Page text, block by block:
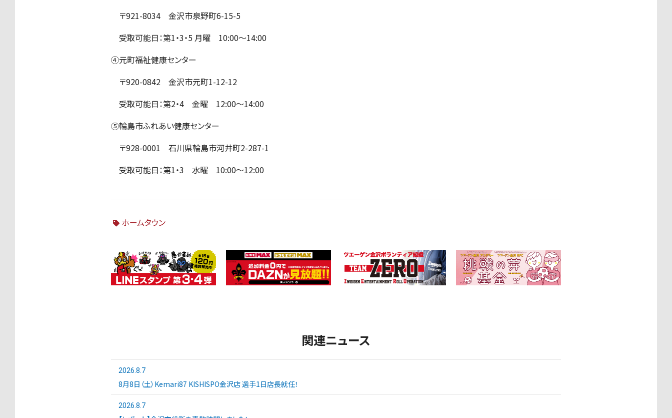
〒921-8034 金沢市泉野町6-15-5
受取可能日：第1・3・5 月曜 10:00～14:00
④元町福祉健康センター
〒920-0842 金沢市元町1-12-12
受取可能日：第2・4 金曜 12:00～14:00
⑤輪島市ふれあい健康センター
〒928-0001 石川県輪島市河井町2-287-1
受取可能日：第1・3 水曜 10:00～12:00
ホームタウン
関連ニュース
2026.8.7
8月8日（土）Kemari87 KISHISPO金沢店 選手1日店長就任！
2026.8.7